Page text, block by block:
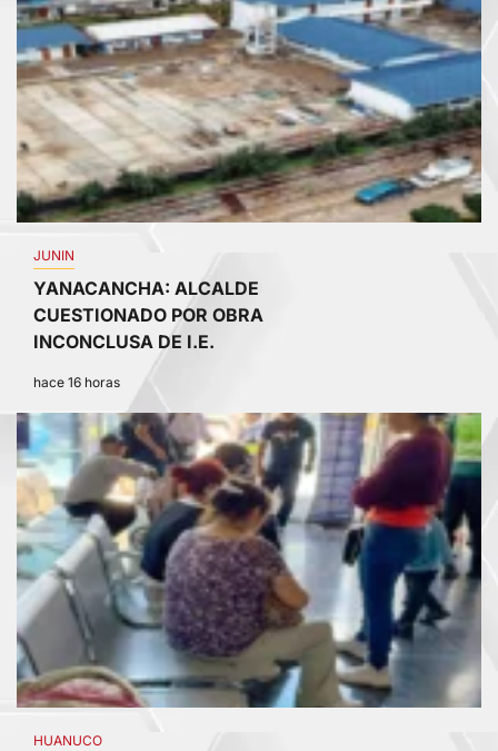
JUNIN
YANACANCHA: ALCALDE
CUESTIONADO POR OBRA
INCONCLUSA DE I.E.
hace 16 horas
3
HUANUCO